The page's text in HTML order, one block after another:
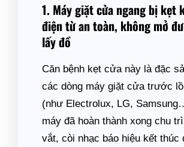
1. Máy giặt cửa ngang bị kẹt
điện từ an toàn, không mở
lấy đồ
Căn bệnh kẹt cửa này là đặc
các dòng máy giặt cửa trước
(như Electrolux, LG,
máy đã hoàn thành xong chu
vắt, còi nhạc báo hiệu kết thúc